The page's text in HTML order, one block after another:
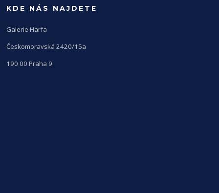
KDE NÁS NAJDETE
Galerie Harfa
Českomoravská 2420/15a
190 00 Praha 9